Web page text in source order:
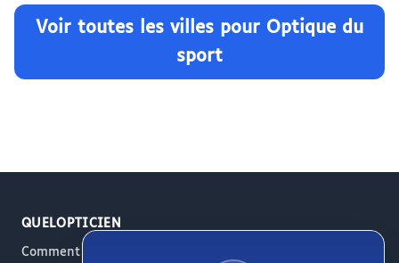
Voir toutes les villes pour Optique du
sport
QUELOPTICIEN
Comment ça marche